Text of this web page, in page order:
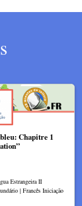
Chapitre 1
Estrangeira II
| Francês Iniciação